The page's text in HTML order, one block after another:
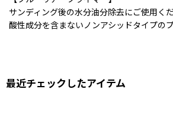
サンディング後の水分油分除去にご使用くだ
酸性成分を含まないノンアシッドタイプのプ
最近チェックしたアイテム